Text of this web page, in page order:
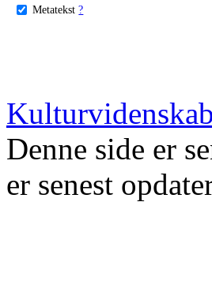
Metatekst ?
Denne side er
er senest